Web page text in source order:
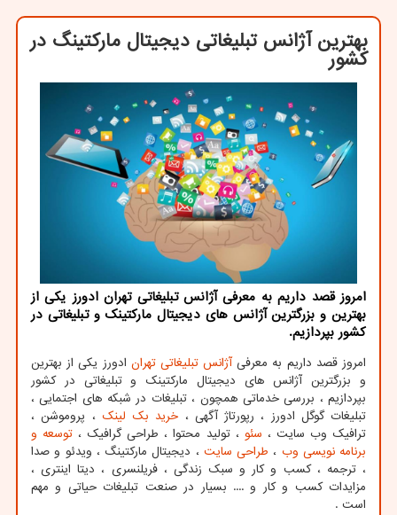
بهترین آژانس تبلیغاتی دیجیتال مارکتینگ در
کشور
امروز قصد داریم به معرفی آژانس تبلیغاتی تهران ادورز یکی از
بهترین و بزرگترین آژانس های دیجیتال مارکتینک و تبلیغاتی در
کشور بپردازیم.
امروز قصد داریم به معرفی آژانس تبلیغاتی تهران ادورز یکی از بهترین
و بزرگترین آژانس های دیجیتال مارکتینک و تبلیغاتی در کشور
بپردازیم ، بررسی خدماتی همچون ، تبلیغات در شبکه های اجتمایی ،
تبلیغات گوگل ادورز ، رپورتاژ آگهی ، خرید بک لینک ، پروموشن ،
ترافیک وب سایت ، سئو ، تولید محتوا ، طراحی گرافیک ، توسعه و
برنامه نویسی وب ، طراحی سایت ، دیجیتال مارکتینگ ، ویدئو و صدا
، ترجمه ، کسب و کار و سبک زندگی ، فریلنسری ، دیتا اینتری ،
مزایدات کسب و کار و .... بسیار در صنعت تبلیغات حیاتی و مهم
است .